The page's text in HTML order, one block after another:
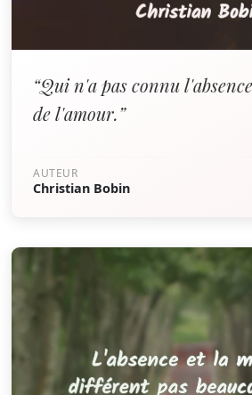
“Qui n'a pas connu
de l'amour.”
AUTEUR
Christian Bobin